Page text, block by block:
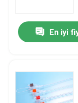
En iyi